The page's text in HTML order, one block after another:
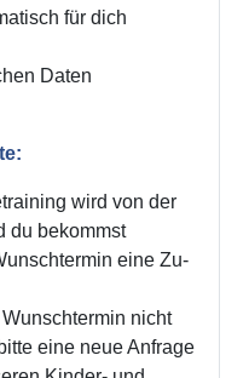
für dich
Daten
wird von der
du bekommst
eine Zu-
nicht
eine neue Anfrage